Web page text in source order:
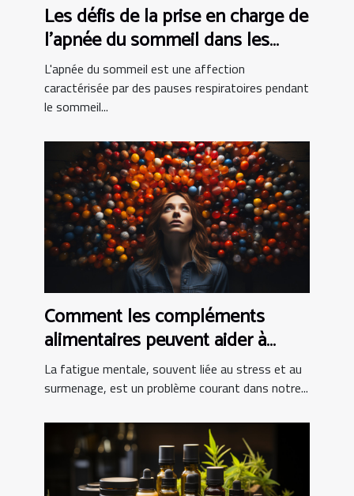
Les défis de la prise en charge de
l'apnée du sommeil dans les
pays en développement
L'apnée du sommeil est une affection
caractérisée par des pauses respiratoires pendant
le sommeil...
Comment les compléments
alimentaires peuvent aider à
combattre la fatigue mentale
La fatigue mentale, souvent liée au stress et au
surmenage, est un problème courant dans notre...